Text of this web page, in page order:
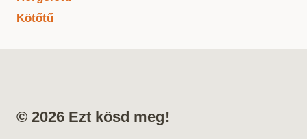
Kötőtű
© 2026 Ezt kösd meg!